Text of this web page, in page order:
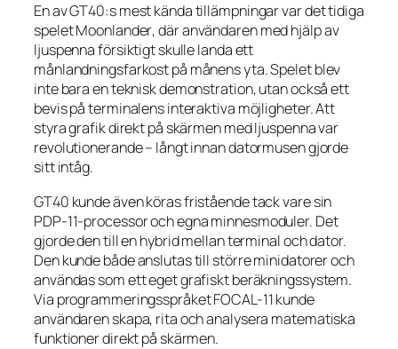
En av GT40:s mest kända tillämpningar var det tidiga
speletMoonlander, där användaren med hjälp av
ljuspenna försiktigt skulle landa ett
månlandningsfarkost på månens yta. Spelet blev
inte bara en teknisk demonstration, utan också ett
bevis på terminalens interaktiva möjligheter. Att
styra grafik direkt på skärmen med ljuspenna var
revolutionerande – långt innan datormusen gjorde
sitt intåg.
GT40 kunde även köras fristående tack vare sin
PDP-11-processor och egna minnesmoduler. Det
gjorde den till en hybrid mellan terminal och dator.
Den kunde både anslutas till större minidatorer och
användas som ett eget grafiskt beräkningssystem.
Via programmeringsspråket FOCAL-11 kunde
användaren skapa, rita och analysera matematiska
funktioner direkt på skärmen.